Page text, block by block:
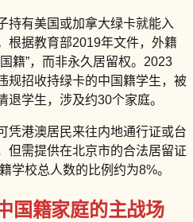
持有美国或加拿大绿卡就能入
根据教育部2019年文件，外籍
籍”，而非永久居留权。2023
规招收持绿卡的中国籍学生，被
学生，涉及约30个家庭。
凭港澳居民来往内地通行证或台
但需提供在北京市的合法居留证
学校总人数的比例约为8%。
国籍家庭的主战场